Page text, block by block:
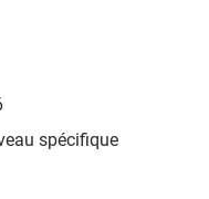
spécifique